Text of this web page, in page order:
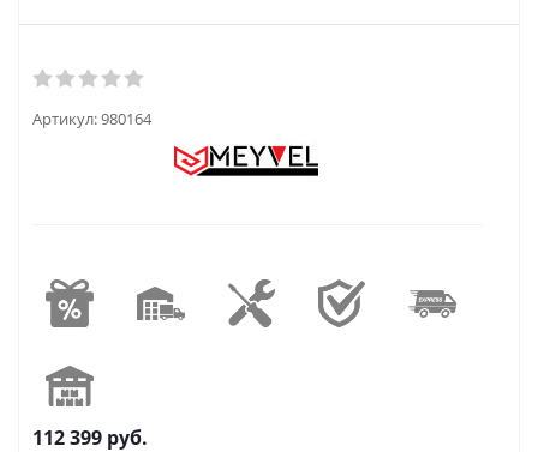
Артикул:980164
112 399 руб.